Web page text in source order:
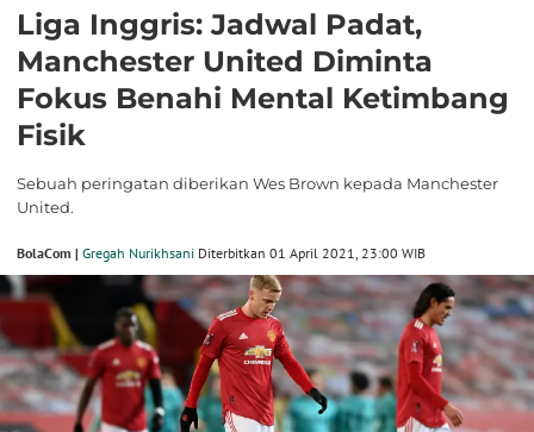
Liga Inggris: Jadwal Padat,
Manchester United Diminta
Fokus Benahi Mental Ketimbang
Fisik
Sebuah peringatan diberikan Wes Brown kepada Manchester
United.
BolaCom | Gregah Nurikhsani Diterbitkan 01 April 2021, 23:00 WIB